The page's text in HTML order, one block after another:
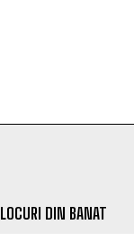
LOCURI DIN BANAT